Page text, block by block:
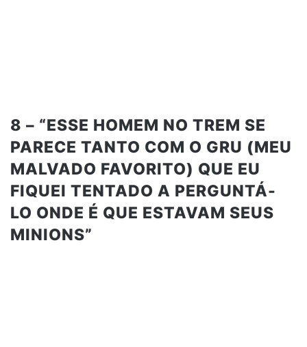
8 – “ESSE HOMEM NO TREM SE
PARECE TANTO COM O GRU (MEU
MALVADO FAVORITO) QUE EU
FIQUEI TENTADO A PERGUNTÁ-
LO ONDE É QUE ESTAVAM SEUS
MINIONS”